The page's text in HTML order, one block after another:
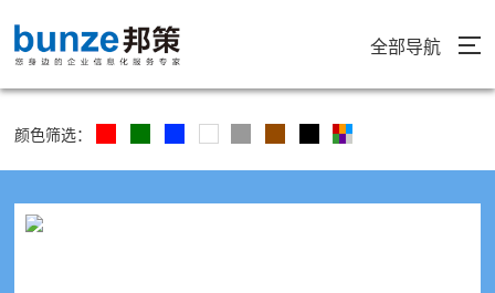
全部导航
颜色筛选：